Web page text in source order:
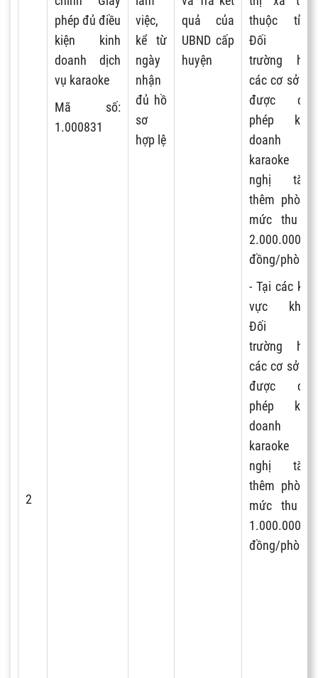
2
phép đủ điều
kiện kinh
doanh dịch
vụ karaoke
Mã số:
1.000831
việc,
kể từ
ngày
nhận
đủ hồ
sơ
hợp lệ
quả của
UBND cấp
huyện
thuộc tỉnh:
Đối với
trường hợp
các cơ sở đã
được cấp
phép kinh
doanh
karaoke đề
nghị tăng
thêm phòng,
mức thu là
2.000.000
đồng/phòng.
- Tại các khu
vực khác:
Đối với
trường hợp
các cơ sở đã
được cấp
phép kinh
doanh
karaoke đề
nghị tăng
thêm phòng,
mức thu là
1.000.000
đồng/phòng.